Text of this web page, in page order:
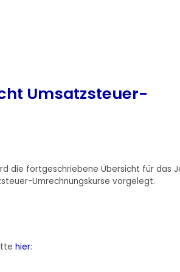
Umsatzsteuer-
die fortgeschriebene Übersicht für das
Umrechnungskurse vorgelegt.
hier: